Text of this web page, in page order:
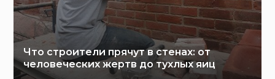
Что строители прячут в стенах: от
человеческих жертв до тухлых яиц